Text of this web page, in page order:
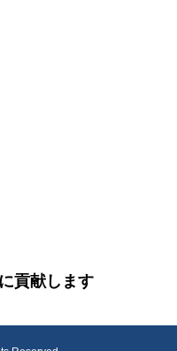
貢献します